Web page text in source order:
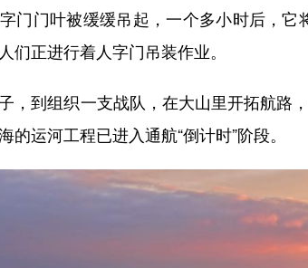
门叶被缓缓吊起，一个多小时后，它
们正进行着人字门吊装作业。
到组织一支战队，在大山里开拓航路，
的运河工程已进入通航“倒计时”阶段。